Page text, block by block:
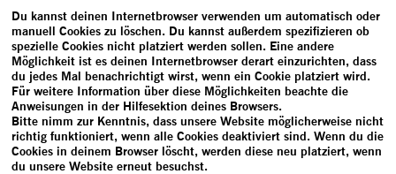
Du kannst deinen Internetbrowser verwenden um automatisch oder
manuell Cookies zu löschen. Du kannst außerdem spezifizieren ob
spezielle Cookies nicht platziert werden sollen. Eine andere
Möglichkeit ist es deinen Internetbrowser derart einzurichten, dass
du jedes Mal benachrichtigt wirst, wenn ein Cookie platziert wird.
Für weitere Information über diese Möglichkeiten beachte die
Anweisungen in der Hilfesektion deines Browsers.
Bitte nimm zur Kenntnis, dass unsere Website möglicherweise nicht
richtig funktioniert, wenn alle Cookies deaktiviert sind. Wenn du die
Cookies in deinem Browser löscht, werden diese neu platziert, wenn
du unsere Website erneut besuchst.